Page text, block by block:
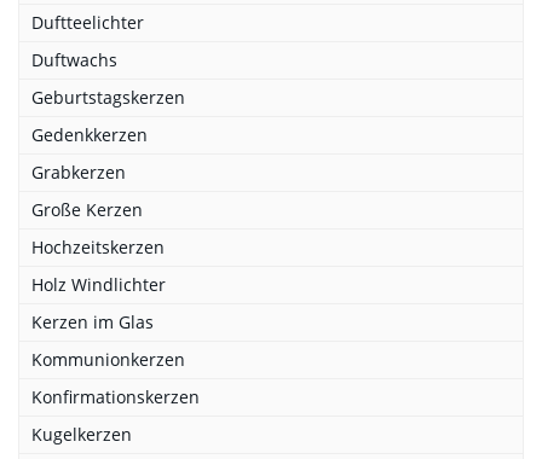
Duftteelichter
Duftwachs
Geburtstagskerzen
Gedenkkerzen
Grabkerzen
Große Kerzen
Hochzeitskerzen
Holz Windlichter
Kerzen im Glas
Kommunionkerzen
Konfirmationskerzen
Kugelkerzen